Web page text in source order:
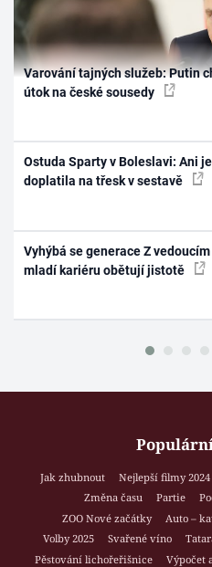
Varování tajných služeb: Putin
útok na české sousedy
Ostuda Sparty v Boleslavi: Ani
doplatila na třesk v sestavě
Vyhýbá se generace Z
mladí kariéru obětují jistotě
Jak zhubnout Nejlepší filmy 2024
Změna času
Partie
ZOO Nové začátky
Auto –
Volby 2025
Svařené víno
Pěstování lichořeřišnice
Výpočet